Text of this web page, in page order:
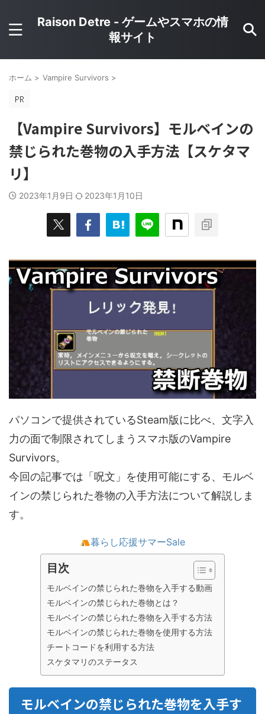
Raison Detre - ゲームやスマホの情
報サイト
ホーム > Vampire Survivors >
【Vampire Survivors】モルベインの
禁じられた巻物の入手方法【スケタマ
リ】
2023年1月9日 2023年1月10日
パソコンで提供されているSteam版に比べ、文字入
力の面で制限されてしまうスマホ版のVampire
Survivors。
今回の記事では「呪文」を使用可能にする、モルベ
インの禁じられた巻物の入手方法について解説しま
す。
暮らし応援サマーSale
目次
モルベインの禁じられた巻物を入手する動画
モルベインの禁じられた巻物とは？
モルベインの禁じられた巻物を入手する方法
モルベインの禁じられた巻物を使用する方法
チートコードを利用する方法
スケタマリのステータス
モルベインの禁じられた巻物を入手す